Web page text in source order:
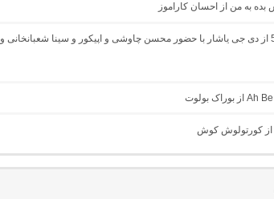
بده به من از احسان کاراموز
دانلود آهنگ ریمیکس زلزله 5 از دی جی یاشار با حضور محسن چاوشی و اپیکور و سینا شعبانخانی و